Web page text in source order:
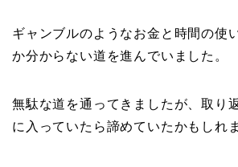
ギャンブルのようなお金と時間の使
か分からない道を進んでいました。
無駄な道を通ってきましたが、取り
に入っていたら諦めていたかもしれ